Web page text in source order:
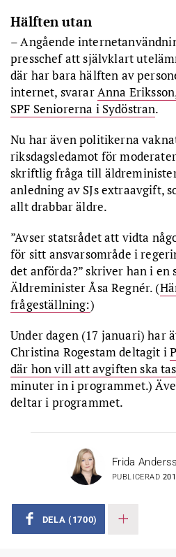
Hälften utan
– Angående
presschef att självklart
där har bara hälften av
internet, svararAnna
SPF Seniorerna i Sydöstran.
Nu har även politikerna
riksdagsledamot för
skriftlig fråga till
anledning av SJs extraavgift,
allt drabbar äldre.
”Avser statsrådet att vidta
för sitt ansvarsområde i
det anförda?” skriver han i
Äldreminister Åsa Regnér. (
frågeställning:)
Under dagen (17 januari) har
Christina Rogestam deltagit i
där hon vill att avgiften ska
minuter in i programmet.)
deltar i programmet.
Frida
PUBLICERAD
DELA (1700)